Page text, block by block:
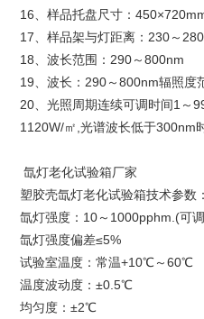
16、样品托盘尺寸：
17、样品架与灯距离：230～
18、波长范围：290～800nm
19、波长：290～800nm辐照度
20、光照周期连续可调时间1～
1120W/㎡,光谱波长低于300nm
氙灯老化试验箱厂家
塑胶壳氙灯老化试验箱技术参数：
氙灯强度：10～1000pphm.(可
氙灯强度偏差≤5%
试验室温度：常温+10℃～60℃
温度波动度：±0.5℃
均匀度：±2℃